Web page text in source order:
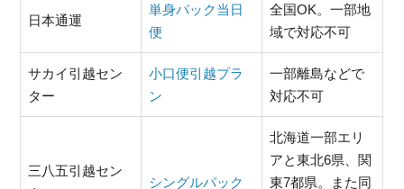
日本通運
単身パック当日
便
全国OK。一部地
域で対応不可
サカイ引越セン
ター
小口便引越プラ
ン
一部離島などで
対応不可
三八五引越セン
シングルパック
北海道一部エリ
アと東北6県、関
東7都県。また同